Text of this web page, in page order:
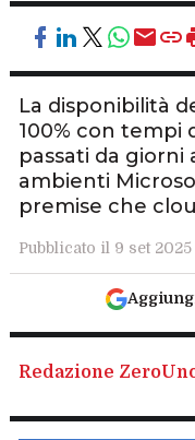
La disponibilità
100% con tempi
passati da giorni
ambienti
premise che
Pubblicato il 9 set 2025
Redazione